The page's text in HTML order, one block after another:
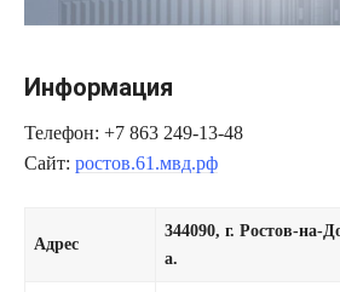
Информация
Телефон: +7 863 249-13-48
Сайт: ростов.61.мвд.рф
Адрес
344090, г. Ростов-на-
а.